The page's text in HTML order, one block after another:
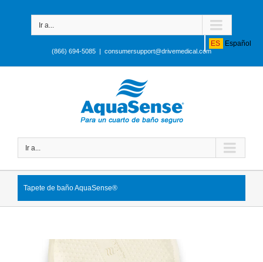
ES Español
Ir a...
(866) 694-5085 | consumersupport@drivemedical.com
Ir a...
Tapete de baño AquaSense®